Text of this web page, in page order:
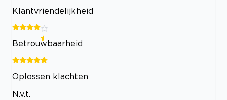
Klantvriendelijkheid
Betrouwbaarheid
Oplossen klachten
N.v.t.